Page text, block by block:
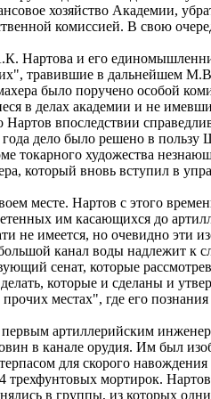
хозяйство Академии,
комиссией. В свою
Нартова и его
травившие в дальнейшем
было поручено особой
в делах академии и не
Нартов впоследствии
года дело было решено в
токарного художества
который вновь вступил в
месте. Нартов с этого
им касающихся до
не имеется, но очевидно
канал воды надлежит к
сенат, которые
которые и сделаны и
местах", где его
артиллерийским
в канале орудия. Им был
для скорого
трехфунтовых мортирок.
в группы, из которых